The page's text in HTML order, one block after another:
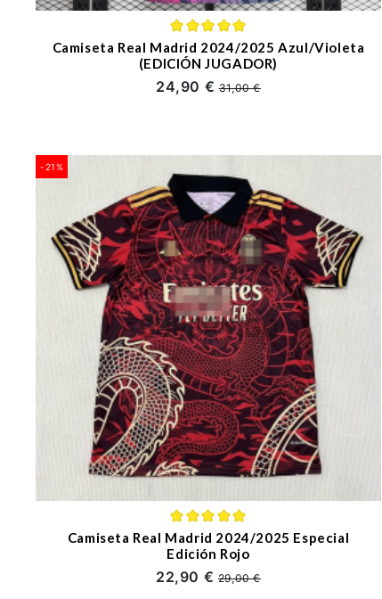
Camiseta Real Madrid 2024/2025 Azul/Violeta
(EDICIÓN JUGADOR)
24,90 €31,00 €
-21%
Camiseta Real Madrid 2024/2025 Especial
Edición Rojo
22,90 €29,00 €